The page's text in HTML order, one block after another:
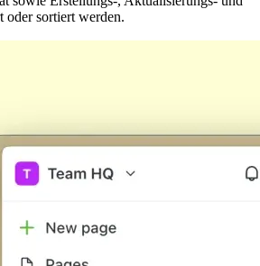
oder sortiert werden.